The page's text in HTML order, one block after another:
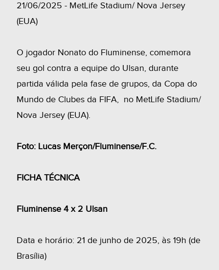
21/06/2025 - MetLife Stadium/ Nova Jersey
(EUA)
O jogador Nonato do Fluminense, comemora
seu gol contra a equipe do Ulsan, durante
partida válida pela fase de grupos, da Copa do
Mundo de Clubes da FIFA, no MetLife Stadium/
Nova Jersey (EUA).
Foto: Lucas Merçon/Fluminense/F.C.
FICHA TÉCNICA
Fluminense 4 x 2 Ulsan
Data e horário: 21 de junho de 2025, às 19h (de
Brasília)